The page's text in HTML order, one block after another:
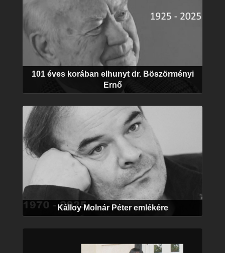
101 éves korában elhunyt dr. Böszörményi
Ernő
Kálloy Molnár Péter emlékére